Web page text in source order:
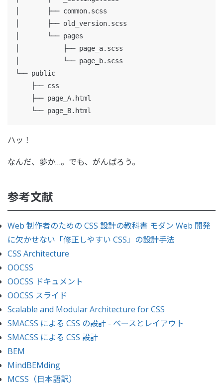
│       ├── common.scss
│       ├── old_version.scss
│       └── pages
│           ├── page_a.scss
│           └── page_b.scss
└── public
    ├── css
    ├── page_A.html
ハッ！
なんだ、夢か…。でも、がんばろう。
参考文献
Web 制作者のための CSS 設計の教科書 モダン Web 開発
に欠かせない「修正しやすい CSS」の設計手法
CSS Architecture
OOCSS
OOCSS ドキュメント
OOCSS スライド
Scalable and Modular Architecture for CSS
SMACSS による CSS の設計 - ベースとレイアウト
SMACSS による CSS 設計
BEM
MindBEMding
MCSS（日本語訳）